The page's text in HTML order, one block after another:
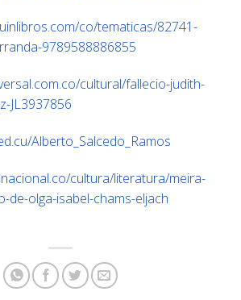
co/tematicas/82741-
9789588886855
cultural/fallecio-judith-
JL3937856
Alberto_Salcedo_Ramos
cultura/literatura/meira-
de-olga-isabel-chams-eljach